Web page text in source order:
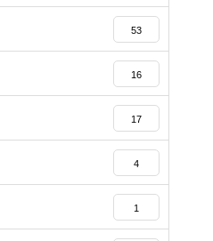
53
16
17
4
1